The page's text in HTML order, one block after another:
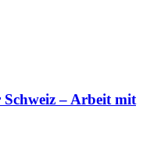
– Arbeit mit